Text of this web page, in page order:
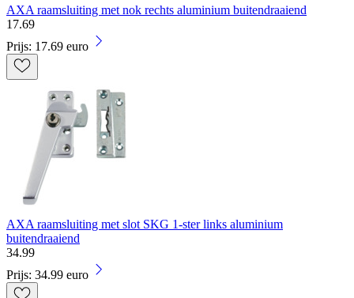
AXA raamsluiting met nok rechts aluminium buitendraaiend
17.69
Prijs: 17.69 euro
AXA raamsluiting met slot SKG 1-ster links aluminium
buitendraaiend
34.99
Prijs: 34.99 euro